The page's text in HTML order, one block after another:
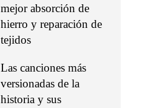
mejor absorción de
hierro y reparación de
tejidos
Las canciones más
versionadas de la
historia y sus